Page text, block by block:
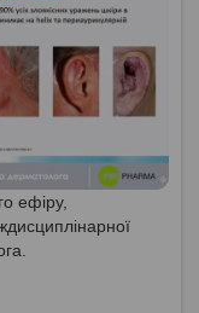
ефіру,